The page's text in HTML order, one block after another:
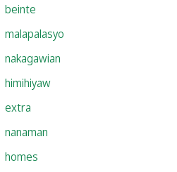
beinte
malapalasyo
nakagawian
himihiyaw
extra
nanaman
homes